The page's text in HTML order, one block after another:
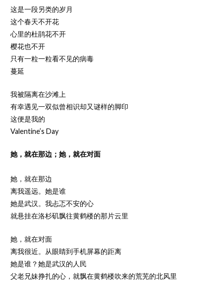
这是一段另类的岁月
这个春天不开花
心里的杜鹃花不开
樱花也不开
只有一粒一粒看不见的病毒
蔓延
我被隔离在沙滩上
有幸遇见一双似曾相识却又谜样的脚印
这便是我的
Valentine’s Day
她，就在那边；她，就在对面
她，就在那边
离我遥远。她是谁
她是武汉。我忐忑不安的心
就悬挂在洛杉矶飘往黄鹤楼的那片云里
她，就在对面
离我很近。从眼睛到手机屏幕的距离
她是谁？她是武汉的人民
父老兄妹挣扎的心，就飘在黄鹤楼吹来的荒芜的北风里